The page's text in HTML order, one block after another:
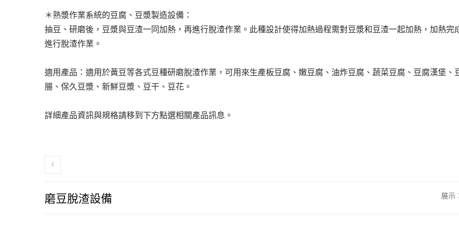
＊熟漿作業系統的豆腐、豆漿製造設備：
抽豆、研磨後，豆漿與豆渣一同加熱，再進行脫渣作業。此種設計使得加熱過程需對豆漿和豆渣一起加熱，加熱完
進行脫渣作業。
適用產品：適用於黃豆等各式豆種研磨脫渣作業，可用來生產板豆腐、嫩豆腐、油炸豆腐、蔬菜豆腐、豆腐漢堡、
腸、保久豆漿、新鮮豆漿、豆干、豆花。
詳細產品資訊與規格請移到下方點選相關產品訊息。
磨豆脫渣設備 展示
220公斤高效能豆腐線 小型整廠設-豆腐傳奇 220公斤高效能豆腐